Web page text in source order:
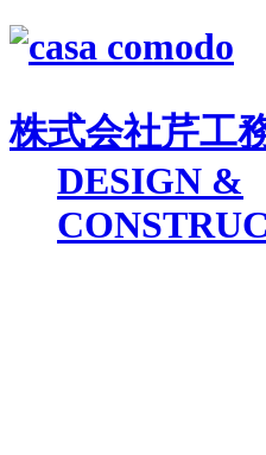
株式会社芹工
DESIGN &
C